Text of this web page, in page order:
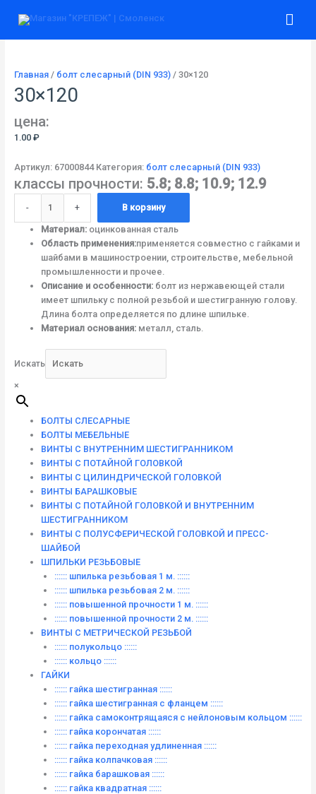
Главная/ болт слесарный (DIN 933)/ 30×120
30×120
цена:
1.00 ₽
Артикул: 67000844 Категория: болт слесарный (DIN 933)
классы прочности: 5.8; 8.8; 10.9; 12.9
-
товара
+ В корзину
Материал:оцинкованная сталь
Область применения:применяется совместно с гайками и
шайбами в машиностроении, строительстве, мебельной
промышленности и прочее.
Описание и особенности:болт из нержавеющей стали
имеет шпильку с полной резьбой и шестигранную голову.
Длина болта определяется по длине шпильке.
Материал основания:металл, сталь.
Искать
×
БОЛТЫ СЛЕСАРНЫЕ
БОЛТЫ МЕБЕЛЬНЫЕ
ВИНТЫ С ВНУТРЕННИМ ШЕСТИГРАННИКОМ
ВИНТЫ С ПОТАЙНОЙ ГОЛОВКОЙ
ВИНТЫ С ЦИЛИНДРИЧЕСКОЙ ГОЛОВКОЙ
ВИНТЫ БАРАШКОВЫЕ
ВИНТЫ С ПОТАЙНОЙ ГОЛОВКОЙ И ВНУТРЕННИМ
ШЕСТИГРАННИКОМ
ВИНТЫ С ПОЛУСФЕРИЧЕСКОЙ ГОЛОВКОЙ И ПРЕСС-
ШАЙБОЙ
ШПИЛЬКИ РЕЗЬБОВЫЕ
:::::: шпилька резьбовая 1 м. ::::::
:::::: шпилька резьбовая 2 м. ::::::
:::::: повышенной прочности 1 м. ::::::
:::::: повышенной прочности 2 м. ::::::
ВИНТЫ C МЕТРИЧЕСКОЙ РЕЗЬБОЙ
:::::: полукольцо ::::::
:::::: кольцо ::::::
ГАЙКИ
:::::: гайка шестигранная ::::::
:::::: гайка шестигранная с фланцем ::::::
:::::: гайка самоконтрящаяся с нейлоновым кольцом ::::::
:::::: гайка корончатая ::::::
:::::: гайка переходная удлиненная ::::::
:::::: гайка колпачковая ::::::
:::::: гайка барашковая ::::::
:::::: гайка квадратная ::::::